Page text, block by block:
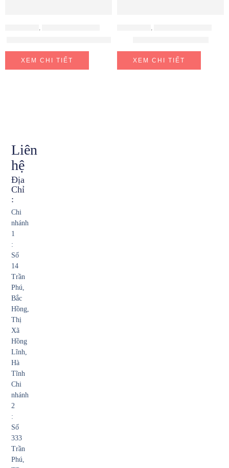
XEM CHI TIẾT XEM CHI TIẾT
Liên
hệ
Địa
Chỉ
:
Chi
nhánh
1
:
Số
14
Trần
Phú,
Bắc
Hồng,
Thị
Xã
Hồng
Lĩnh,
Hà
Tĩnh
Chi
nhánh
2
:
Số
333
Trần
Phú,